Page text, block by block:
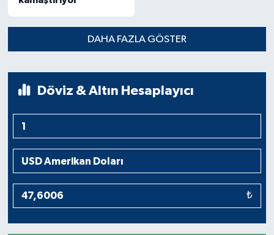
DAHA FAZLA GÖSTER
Döviz & Altın Hesaplayıcı
₺